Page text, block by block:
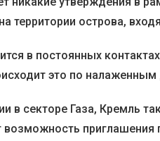
территории острова,
в постоянных
это по
в секторе Газа, Кремль
возможность